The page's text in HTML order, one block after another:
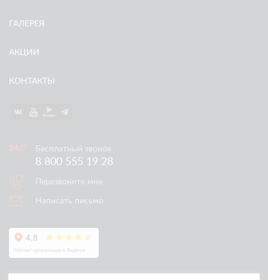
ГАЛЕРЕЯ
АКЦИИ
КОНТАКТЫ
Бесплатный звонок
8 800 555 19 28
Перезвоните мне
Написать письмо